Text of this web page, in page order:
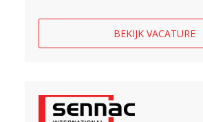
BEKIJK VACATURE